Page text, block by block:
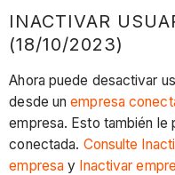
INACTIVAR
(18/10/2023)
Ahora puede desactivar
desde unempresa
empresa. Esto también le
conectada. Consulte
empresa y Inactivar